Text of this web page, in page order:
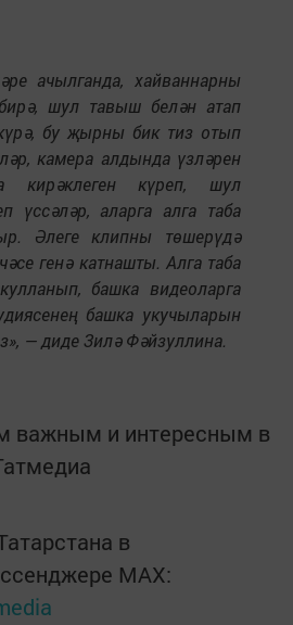
ачылганда, хайваннарны
шул тавыш белән атап
бу җырны бик тиз отып
камера алдында үзләрен
кирәклеген күреп, шул
үссәләр, аларга алга таба
Әлеге клипны төшерүдә
генә катнашты. Алга таба
башка видеоларга
башка укучыларын
— диде Зилә Фәйзуллина.
важным и интересным в
в
MАХ: